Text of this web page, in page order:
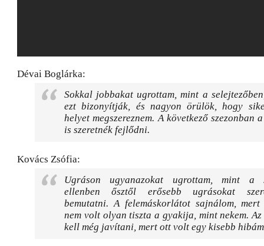
Dévai Boglárka:
Sokkal jobbakat ugrottam, mint a
ezt bizonyítják, és nagyon örülök, hogy
helyet megszereznem. A következő szezonban
is szeretnék fejlődni.
Kovács Zsófia:
Ugráson ugyanazokat ugrottam, mint a
ellenben ősztől erősebb ugrásokat
bemutatni. A felemáskorlátot sajnálom, mert
nem volt olyan tiszta a gyakija, mint nekem. Az
kell még javítani, mert ott volt egy kisebb